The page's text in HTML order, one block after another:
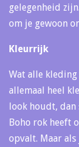
gelegenheid
om je gewoon
Kleurrijk
Wat alle kleding
allemaal heel
look houdt,
Boho rok heeft
opvalt. Maar